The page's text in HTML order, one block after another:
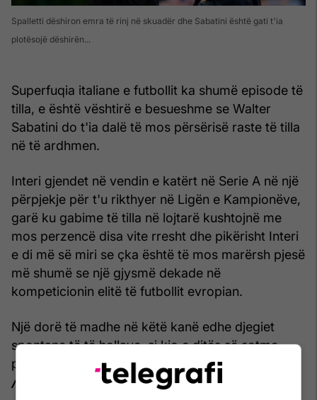
Spalletti dëshiron emra të rinj në skuadër dhe Sabatini është gati t'ia
plotësojë dëshirën...
Superfuqia italiane e futbollit ka shumë episode të
tilla, e është vështirë e besueshme se Walter
Sabatini do t'ia dalë të mos përsërisë raste të tilla
në të ardhmen.
Interi gjendet në vendin e katërt në Serie A në një
përpjekje për t'u rikthyer në Ligën e Kampionëve,
garë ku gabime të tilla në lojtarë kushtojnë me
mos perzencë disa vite rresht dhe pikërisht Interi
e di më së miri se çka është të mos marërsh pjesë
më shumë se një gjysmë dekade në
kompeticionin elitë të futbollit evropian.
Një dorë të madhe në këtë kanë edhe djegiet
spontane të të hollave, si kjo e ditës së sotme,
prej një shume "modeste" prej 70 milionë eurosh.
/Telegrafi/